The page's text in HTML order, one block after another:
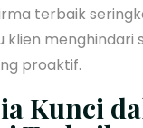
terbaik
klien menghindari
proaktif.
Kunci